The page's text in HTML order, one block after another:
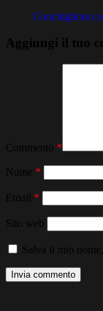
Conchiglioni
Aggiungi il tuo
Commento *
Nome *
Email *
Sito web
Salva il mio